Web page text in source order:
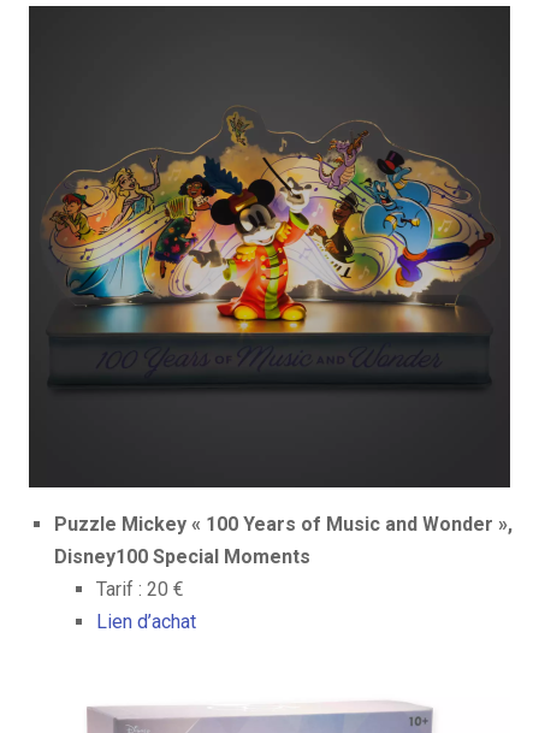
Puzzle Mickey « 100 Years of Music and Wonder »,
Disney100 Special Moments
Tarif : 20 €
Lien d’achat